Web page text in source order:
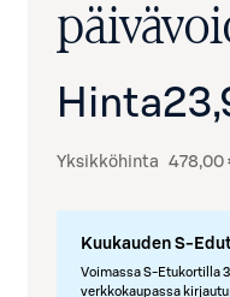
Hinta
Yksikköhinta 478,00
Kuukauden S-
Voimassa S-Etukortilla
verkkokaupassa